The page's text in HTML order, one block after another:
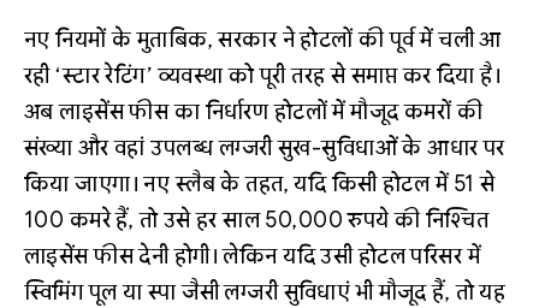
नए नियमों के मुताबिक, सरकार ने होटलों की पूर्व में चली आ
रही ‘स्टार रेटिंग’ व्यवस्था को पूरी तरह से समाप्त कर दिया है।
अब लाइसेंस फीस का निर्धारण होटलों में मौजूद कमरों की
संख्या और वहां उपलब्ध लग्जरी सुख-सुविधाओं के आधार पर
किया जाएगा। नए स्लैब के तहत, यदि किसी होटल में 51 से
100 कमरे हैं, तो उसे हर साल 50,000 रुपये की निश्चित
लाइसेंस फीस देनी होगी। लेकिन यदि उसी होटल परिसर में
स्विमिंग पूल या स्पा जैसी लग्जरी सुविधाएं भी मौजूद हैं, तो यह